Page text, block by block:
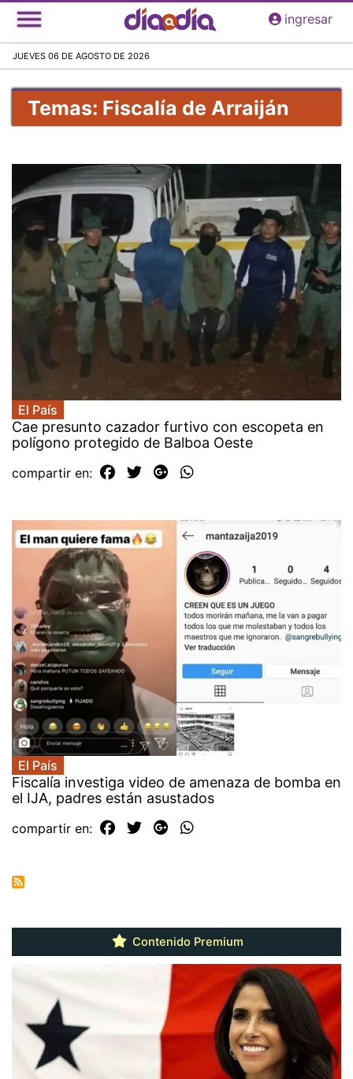
Pasar
al
principal
ingresar
JUEVES 06 DE AGOSTO DE 2026
Temas: Fiscalía de Arraiján
El País
Cae presunto cazador furtivo con escopeta en
polígono protegido de Balboa Oeste
compartir en:
El País
Fiscalía investiga video de amenaza de bomba en
el IJA, padres están asustados
compartir en:
Contenido Premium